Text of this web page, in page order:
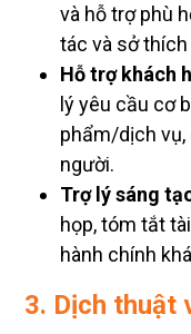
và hỗ trợ phù
tác và sở
Hỗ trợ khách
lý yêu cầu cơ
phẩm/dịch
người.
Trợ lý sáng
họp, tóm tắt
hành chính
3. Dịch thuật